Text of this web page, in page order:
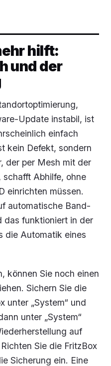
hilft:
und der
Update instabil, ist
einfach
kein Defekt, sondern
der per Mesh mit der
Abhilfe, ohne
einrichten müssen.
automatische Band-
das funktioniert in der
die Automatik eines
können Sie noch einen
Sichern Sie die
unter „System“ und
unter „System“
auf
Sie die FritzBox
Sicherung ein. Eine